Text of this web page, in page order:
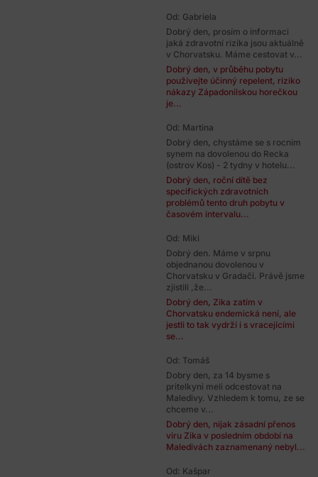
Od: Gabriela
Dobrý den, prosím o informaci
jaká zdravotní rizika jsou aktuálně
v Chorvatsku. Máme cestovat v...
Dobrý den, v průběhu pobytu
používejte účinný repelent, riziko
nákazy Západonilskou horečkou
je...
Od: Martina
Dobrý den, chystáme se s rocnim
synem na dovolenou do Recka
(ostrov Kos) - 2 tydny v hotelu...
Dobrý den, roční dítě bez
specifických zdravotních
problémů tento druh pobytu v
časovém intervalu...
Od: Miki
Dobrý den. Máme v srpnu
objednanou dovolenou v
Chorvatsku v Gradači. Právě jsme
zjistili ,že...
Dobrý den, Zika zatím v
Chorvatsku endemická není, ale
jestli to tak vydrží i s vracejícími
se...
Od: Tomáš
Dobry den, za 14 bysme s
pritelkyni meli odcestovat na
Maledivy. Vzhledem k tomu, ze se
chceme v...
Dobrý den, nijak zásadní přenos
viru Zika v posledním období na
Maledivách zaznamenaný nebyl...
Od: Kašpar